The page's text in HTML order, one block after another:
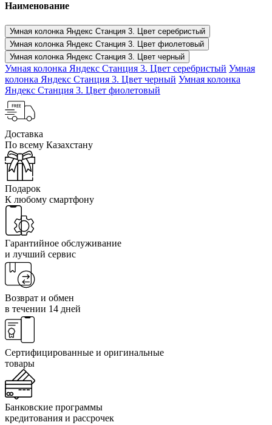
Наименование
Умная колонка Яндекс Станция 3. Цвет серебристый
Умная колонка Яндекс Станция 3. Цвет фиолетовый
Умная колонка Яндекс Станция 3. Цвет черный
Умная колонка Яндекс Станция 3. Цвет серебристый Умная
колонка Яндекс Станция 3. Цвет черный Умная колонка
Яндекс Станция 3. Цвет фиолетовый
Доставка
По всему Казахстану
Подарок
К любому смартфону
Гарантийное обслуживание
и лучший сервис
Возврат и обмен
в течении 14 дней
Сертифицированные и оригинальные
товары
Банковские программы
кредитования и рассрочек